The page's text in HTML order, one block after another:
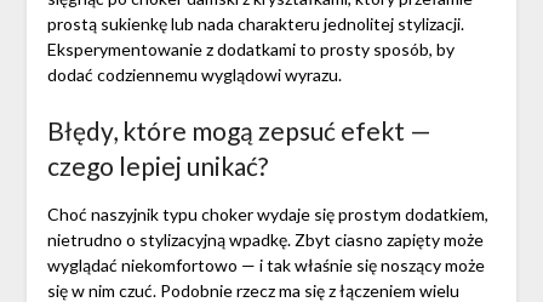
prostą sukienkę lub nada charakteru jednolitej stylizacji.
Eksperymentowanie z dodatkami to prosty sposób, by
dodać codziennemu wyglądowi wyrazu.
Błędy, które mogą zepsuć efekt —
czego lepiej unikać?
Choć naszyjnik typu choker wydaje się prostym dodatkiem,
nietrudno o stylizacyjną wpadkę. Zbyt ciasno zapięty może
wyglądać niekomfortowo — i tak właśnie się noszący może
się w nim czuć. Podobnie rzecz ma się z łączeniem wielu